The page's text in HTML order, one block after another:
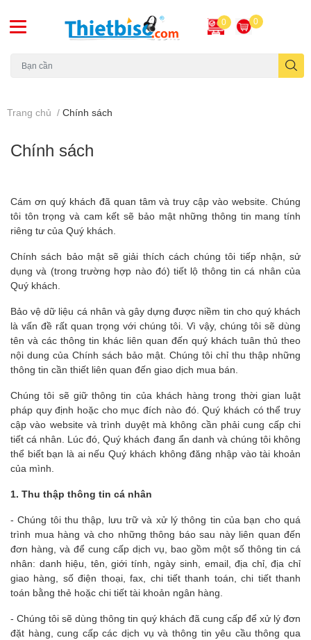
0 0
Trang chủ / Chính sách
Chính sách
Cám ơn quý khách đã quan tâm và truy cập vào website. Chúng
tôi tôn trọng và cam kết sẽ bảo mật những thông tin mang tính
riêng tư của Quý khách.
Chính sách bảo mật sẽ giải thích cách chúng tôi tiếp nhận, sử
dụng và (trong trường hợp nào đó) tiết lộ thông tin cá nhân của
Quý khách.
Bảo vệ dữ liệu cá nhân và gây dựng được niềm tin cho quý khách
là vấn đề rất quan trọng với chúng tôi. Vì vậy, chúng tôi sẽ dùng
tên và các thông tin khác liên quan đến quý khách tuân thủ theo
nội dung của Chính sách bảo mật. Chúng tôi chỉ thu thập những
thông tin cần thiết liên quan đến giao dịch mua bán.
Chúng tôi sẽ giữ thông tin của khách hàng trong thời gian luật
pháp quy định hoặc cho mục đích nào đó. Quý khách có thể truy
cập vào website và trình duyệt mà không cần phải cung cấp chi
tiết cá nhân. Lúc đó, Quý khách đang ẩn danh và chúng tôi không
thể biết bạn là ai nếu Quý khách không đăng nhập vào tài khoản
của mình.
1. Thu thập thông tin cá nhân
- Chúng tôi thu thập, lưu trữ và xử lý thông tin của bạn cho quá
trình mua hàng và cho những thông báo sau này liên quan đến
đơn hàng, và để cung cấp dịch vụ, bao gồm một số thông tin cá
nhân: danh hiệu, tên, giới tính, ngày sinh, email, địa chỉ, địa chỉ
giao hàng, số điện thoại, fax, chi tiết thanh toán, chi tiết thanh
toán bằng thẻ hoặc chi tiết tài khoản ngân hàng.
- Chúng tôi sẽ dùng thông tin quý khách đã cung cấp để xử lý đơn
đặt hàng, cung cấp các dịch vụ và thông tin yêu cầu thông qua